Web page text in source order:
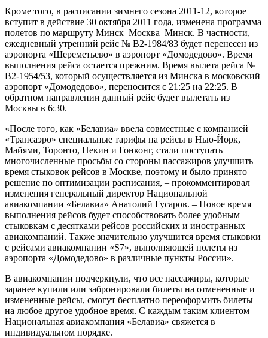
Кроме того, в расписании зимнего сезона 2011-12, которое
вступит в действие 30 октября 2011 года, изменена программа
полетов по маршруту Минск–Москва–Минск. В частности,
ежедневный утренний рейс № B2-1984/83 будет перенесен из
аэропорта «Шереметьево» в аэропорт «Домодедово». Время
выполнения рейса остается прежним. Время вылета рейса №
B2-1954/53, который осуществляется из Минска в московский
аэропорт «Домодедово», переносится с 21:25 на 22:25. В
обратном направлении данный рейс будет вылетать из
Москвы в 6:30.
«После того, как «Белавиа» ввела совместные с компанией
«Трансаэро» специальные тарифы на рейсы в Нью-Йорк,
Майями, Торонто, Пекин и Гонконг, стали поступать
многочисленные просьбы со стороны пассажиров улучшить
время стыковок рейсов в Москве, поэтому и было принято
решение по оптимизации расписания, – прокомментировал
изменения генеральный директор Национальной
авиакомпании «Белавиа» Анатолий Гусаров. – Новое время
выполнения рейсов будет способствовать более удобным
стыковкам с десятками рейсов российских и иностранных
авиакомпаний. Также значительно улучшится время стыковки
с рейсами авиакомпании «S7», выполняющей полеты из
аэропорта «Домодедово» в различные пункты России».
В авиакомпании подчеркнули, что все пассажиры, которые
заранее купили или забронировали билеты на отмененные и
измененные рейсы, смогут бесплатно переоформить билеты
на любое другое удобное время. С каждым таким клиентом
Национальная авиакомпания «Белавиа» свяжется в
индивидуальном порядке.